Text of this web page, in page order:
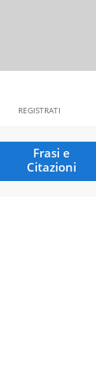
REGISTRATI
Frasi e
Citazioni